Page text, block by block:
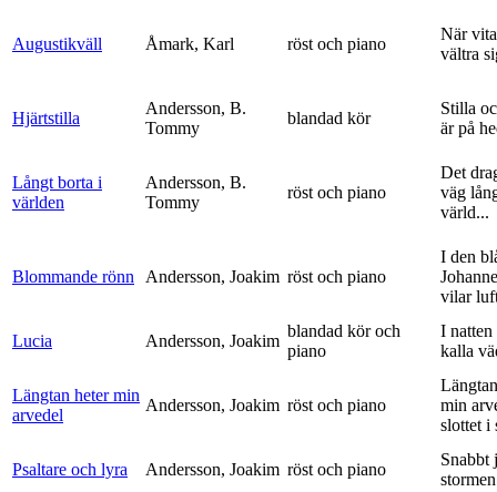
Augustikväll Åmark, Karl röst och piano
När
vältra
Hjärtstilla
Andersson, B.
Tommy
blandad kör
Stilla
är på
Långt borta i
världen
Andersson, B.
Tommy
röst och piano
Det
väg
värld...
Blommande rönn Andersson, Joakim röst och piano
I den
vilar
Lucia Andersson, Joakim
blandad kör och
piano
I natten
kalla
Längtan heter min
arvedel
Andersson, Joakim röst och piano
min
slottet i
Psaltare och lyra Andersson, Joakim röst och piano
Snabbt